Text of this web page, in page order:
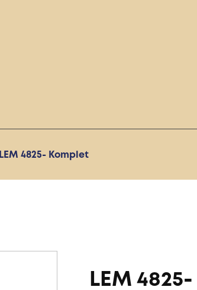
LEM 4825- Komplet
LEM